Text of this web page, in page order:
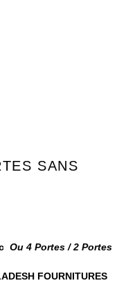
SANS
Ou 4 Portes / 2 Portes
FOURNITURES